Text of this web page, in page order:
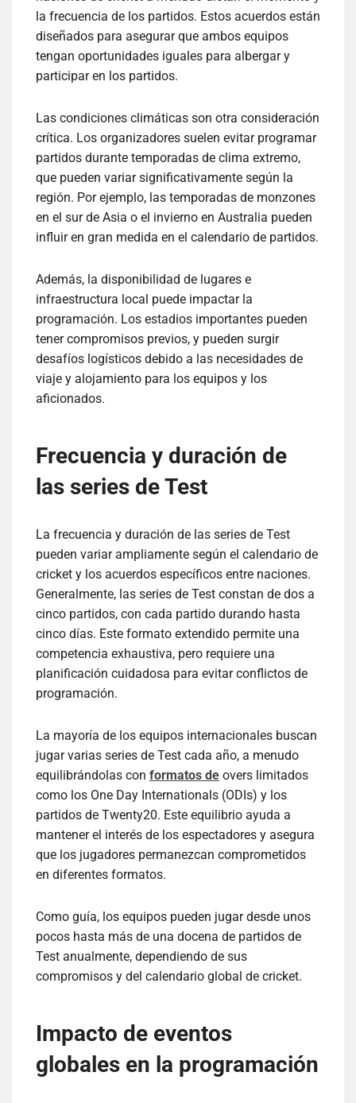
la frecuencia de los partidos. Estos acuerdos están
diseñados para asegurar que ambos equipos
tengan oportunidades iguales para albergar y
participar en los partidos.
Las condiciones climáticas son otra consideración
crítica. Los organizadores suelen evitar programar
partidos durante temporadas de clima extremo,
que pueden variar significativamente según la
región. Por ejemplo, las temporadas de monzones
en el sur de Asia o el invierno en Australia pueden
influir en gran medida en el calendario de partidos.
Además, la disponibilidad de lugares e
infraestructura local puede impactar la
programación. Los estadios importantes pueden
tener compromisos previos, y pueden surgir
desafíos logísticos debido a las necesidades de
viaje y alojamiento para los equipos y los
aficionados.
Frecuencia y duración de
las series de Test
La frecuencia y duración de las series de Test
pueden variar ampliamente según el calendario de
cricket y los acuerdos específicos entre naciones.
Generalmente, las series de Test constan de dos a
cinco partidos, con cada partido durando hasta
cinco días. Este formato extendido permite una
competencia exhaustiva, pero requiere una
planificación cuidadosa para evitar conflictos de
programación.
La mayoría de los equipos internacionales buscan
jugar varias series de Test cada año, a menudo
equilibrándolas con formatos de overs limitados
como los One Day Internationals (ODIs) y los
partidos de Twenty20. Este equilibrio ayuda a
mantener el interés de los espectadores y asegura
que los jugadores permanezcan comprometidos
en diferentes formatos.
Como guía, los equipos pueden jugar desde unos
pocos hasta más de una docena de partidos de
Test anualmente, dependiendo de sus
compromisos y del calendario global de cricket.
Impacto de eventos
globales en la programación